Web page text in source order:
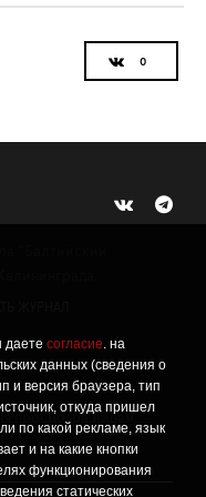
даете согласие. на
данных (сведения о
и версия браузера, тип
откуда пришел
по какой рекламе, язык
и на какие кнопки
функционирования
статических
просмотра лицам